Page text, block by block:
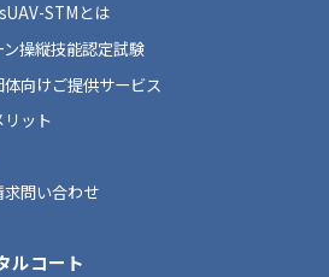
STMとは
ン操縦技能認定試験
体向けご提供サービス
ット
求問い合わせ
ルコート